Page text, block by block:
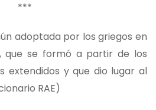
***
adoptada por los griegos en
que se formó a partir de los
extendidos y que dio lugar al
RAE)